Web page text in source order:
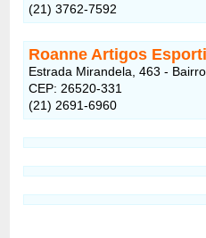
(21) 3762-7592
Roanne Artigos
Estrada Mirandela, 463 -
CEP: 26520-331
(21) 2691-6960